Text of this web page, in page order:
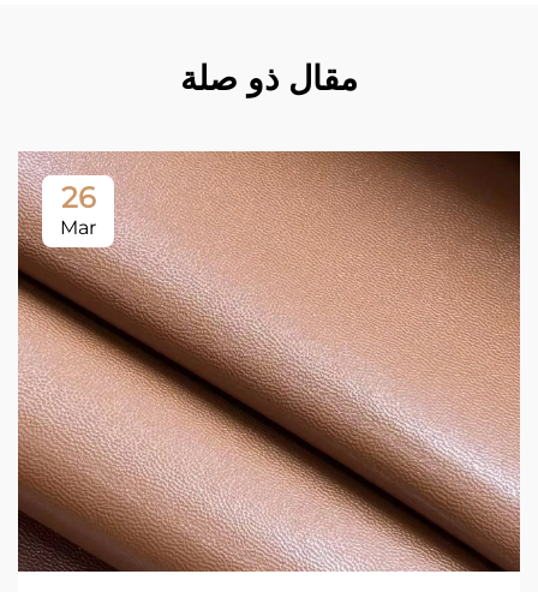
مقال ذو صلة
26
Mar